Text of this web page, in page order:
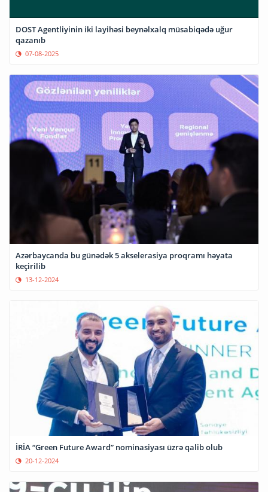
DOST Agentliyinin iki layihəsi beynəlxalq müsabiqədə uğur
qazanıb
07-08-2025
Azərbaycanda bu günədək 5 akselerasiya proqramı həyata
keçirilib
13-12-2024
İRİA “Green Future Award” nominasiyası üzrə qalib olub
20-12-2024